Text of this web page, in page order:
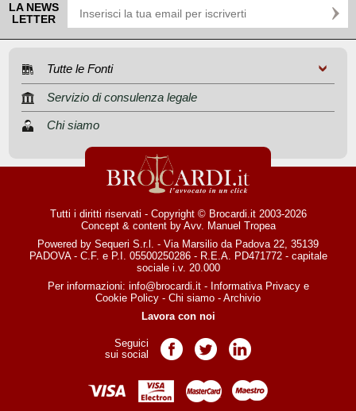
LA NEWS
LETTER
Tutte le Fonti
Servizio di consulenza legale
Chi siamo
Tutti i diritti riservati - Copyright © Brocardi.it 2003-2026
Concept & content by Avv. Manuel Tropea
Powered by Sequeri S.r.l. - Via Marsilio da Padova 22, 35139
PADOVA - C.F. e P.I. 05500250286 - R.E.A. PD471772 - capitale
sociale i.v. 20.000
Per informazioni: info@brocardi.it- Informativa Privacye
Cookie Policy - Chi siamo - Archivio
Lavora con noi
Seguici
sui social
Pagina Facebook
Pagina TwitterPagina LinkedIn